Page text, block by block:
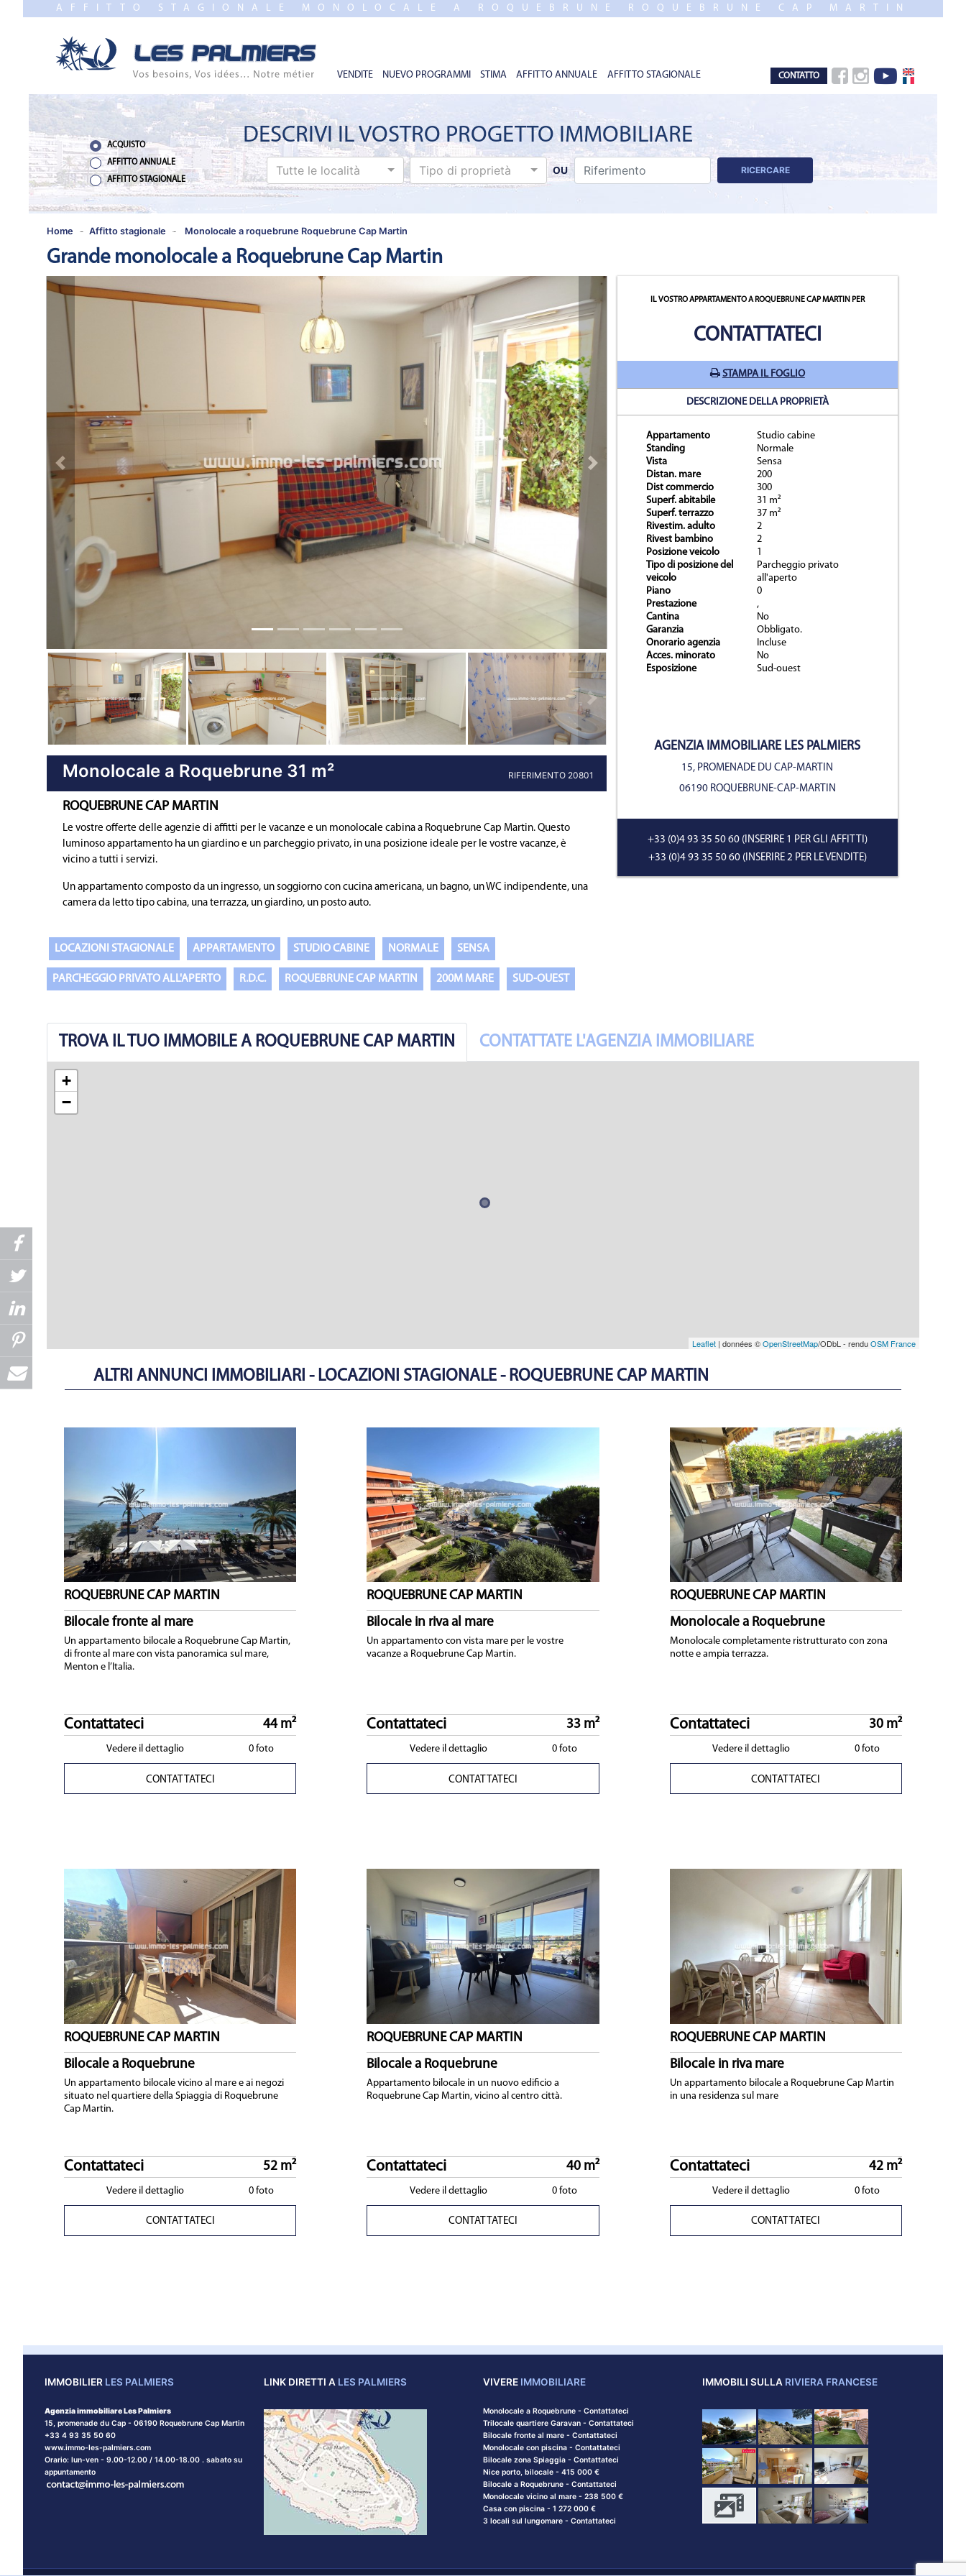
AFFITTO STAGIONALE MONOLOCALE A ROQUEBRUNE ROQUEBRUNE CAP MARTIN
VENDITE NUEVO PROGRAMMI STIMA AFFITTO ANNUALE AFFITTO STAGIONALE CONTATTO
CHIUDERE
VENDITE
PROGRAMMI
STIMA
ANNUALE
AFFITTO
ATTUALITÀS
DESCRIVI IL VOSTRO PROGETTO IMMOBILIARE
ACQUISTO
AFFITTO ANNUALE
AFFITTO STAGIONALE
Tutte le località Tipo di proprietà OU RICERCARE
Home Affitto stagionale Monolocale a roquebrune Roquebrune Cap Martin
Grande monolocale a Roquebrune Cap Martin
Proprietà precedente Prossima proprietà
Proprietà precedente Prossima proprietà
Monolocale a Roquebrune 31 m² RIFERIMENTO 20801
ROQUEBRUNE CAP MARTIN
Le vostre offerte delle agenzie di affitti per le vacanze e un monolocale cabina a Roquebrune Cap Martin. Questo
luminoso appartamento ha un giardino e un parcheggio privato, in una posizione ideale per le vostre vacanze, è
vicino a tutti i servizi.
Un appartamento composto da un ingresso, un soggiorno con cucina americana, un bagno, un WC indipendente, una
camera da letto tipo cabina, una terrazza, un giardino, un posto auto.
LOCAZIONI STAGIONALE APPARTAMENTO STUDIO CABINE NORMALE SENSA
PARCHEGGIO PRIVATO ALL'APERTO R.D.C. ROQUEBRUNE CAP MARTIN 200M MARE SUD-OUEST
IL VOSTRO APPARTAMENTO A ROQUEBRUNE CAP MARTIN PER
CONTATTATECI
STAMPA IL FOGLIO
DESCRIZIONE DELLA PROPRIETÀ
Appartamento
Studio cabine
Standing
Normale
Vista
Sensa
Distan. mare
200
Dist commercio
300
Superf. abitabile
31 m²
Superf. terrazzo
37 m²
Rivestim. adulto
2
Rivest bambino
2
Posizione veicolo
1
Tipo di posizione del
veicolo
Parcheggio privato
all'aperto
Piano
0
Prestazione
,
Cantina
No
Garanzia
Obbligato.
Onorario agenzia
Incluse
Acces. minorato
No
Esposizione
Sud-ouest
AGENZIA IMMOBILIARE LES PALMIERS
15, PROMENADE DU CAP-MARTIN
06190 ROQUEBRUNE-CAP-MARTIN
+33 (0)4 93 35 50 60 (INSERIRE 1 PER GLI AFFITTI)
+33 (0)4 93 35 50 60 (INSERIRE 2 PER LE VENDITE)
TROVA IL TUO IMMOBILE A ROQUEBRUNE CAP MARTIN CONTATTATE L'AGENZIA IMMOBILIARE
+
−
Leaflet | données ©OpenStreetMap/ODbL - renduOSM France
ALTRI ANNUNCI IMMOBILIARI - LOCAZIONI STAGIONALE - ROQUEBRUNE CAP MARTIN
ROQUEBRUNE CAP MARTIN
Bilocale fronte al mare
Un appartamento bilocale a Roquebrune Cap Martin,
di fronte al mare con vista panoramica sul mare,
Menton e l’Italia.
Contattateci 44 m²
Vedere il dettaglio 0 foto
CONTATTATECI
ROQUEBRUNE CAP MARTIN
Bilocale in riva al mare
Un appartamento con vista mare per le vostre
vacanze a Roquebrune Cap Martin.
Contattateci 33 m²
Vedere il dettaglio 0 foto
CONTATTATECI
ROQUEBRUNE CAP MARTIN
Monolocale a Roquebrune
Monolocale completamente ristrutturato con zona
notte e ampia terrazza.
Contattateci 30 m²
Vedere il dettaglio 0 foto
CONTATTATECI
ROQUEBRUNE CAP MARTIN
Bilocale a Roquebrune
Un appartamento bilocale vicino al mare e ai negozi
situato nel quartiere della Spiaggia di Roquebrune
Cap Martin.
Contattateci 52 m²
Vedere il dettaglio 0 foto
CONTATTATECI
ROQUEBRUNE CAP MARTIN
Bilocale a Roquebrune
Appartamento bilocale in un nuovo edificio a
Roquebrune Cap Martin, vicino al centro città.
Contattateci 40 m²
Vedere il dettaglio 0 foto
CONTATTATECI
ROQUEBRUNE CAP MARTIN
Bilocale in riva mare
Un appartamento bilocale a Roquebrune Cap Martin
in una residenza sul mare
Contattateci 42 m²
Vedere il dettaglio 0 foto
CONTATTATECI
IMMOBILIER LES PALMIERS
Agenzia immobiliare Les Palmiers
15, promenade du Cap - 06190 Roquebrune Cap Martin
+33 4 93 35 50 60
www.immo-les-palmiers.com
Orario: lun-ven - 9.00-12.00 / 14.00-18.00 . sabato su
appuntamento
LINK DIRETTI A LES PALMIERS VIVERE IMMOBILIARE
Monolocale a Roquebrune - Contattateci
Trilocale quartiere Garavan - Contattateci
Bilocale fronte al mare - Contattateci
Monolocale con piscina - Contattateci
Bilocale zona Spiaggia - Contattateci
Nice porto, bilocale - 415 000 €
Bilocale a Roquebrune - Contattateci
Monolocale vicino al mare - 238 500 €
Casa con piscina - 1 272 000 €
3 locali sul lungomare - Contattateci
IMMOBILI SULLA RIVIERA FRANCESE